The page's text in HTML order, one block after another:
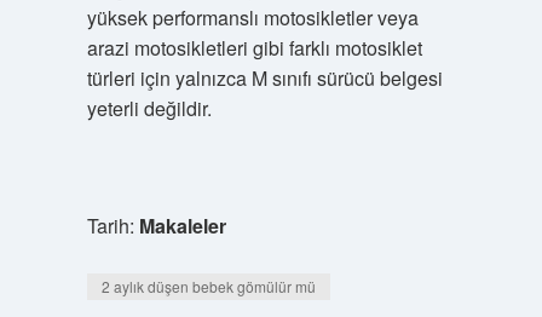
yüksek performanslı motosikletler veya
arazi motosikletleri gibi farklı motosiklet
türleri için yalnızca M sınıfı sürücü belgesi
yeterli değildir.
Tarih: Makaleler
2 aylık düşen bebek gömülür mü